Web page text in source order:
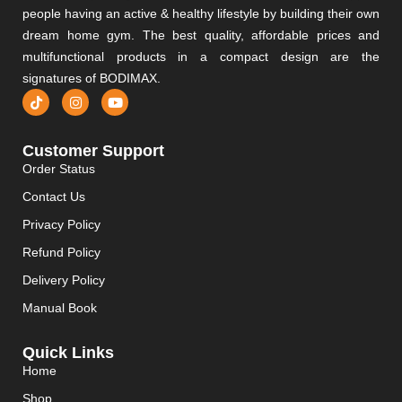
people having an active & healthy lifestyle by building their own
dream home gym. The best quality, affordable prices and
multifunctional products in a compact design are the
signatures of BODIMAX.
Customer Support
Order Status
Contact Us
Privacy Policy
Refund Policy
Delivery Policy
Manual Book
Quick Links
Home
Shop